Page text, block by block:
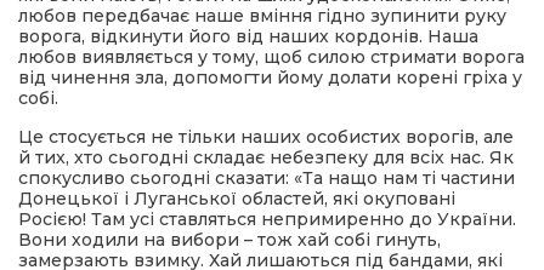
любов передбачає наше вміння гідно зупинити руку
ворога, відкинути його від наших кордонів. Наша
любов виявляється у тому, щоб силою стримати ворога
від чинення зла, допомогти йому долати корені гріха у
собі.
Це стосується не тільки наших особистих ворогів, але
й тих, хто сьогодні складає небезпеку для всіх нас. Як
спокусливо сьогодні сказати: «Та нащо нам ті частини
Донецької і Луганської областей, які окуповані
Росією! Там усі ставляться непримиренно до України.
Вони ходили на вибори – тож хай собі гинуть,
замерзають взимку. Хай лишаються під бандами, які